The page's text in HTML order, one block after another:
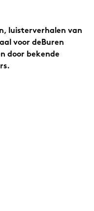
luisterverhalen van
voor deBuren
door bekende